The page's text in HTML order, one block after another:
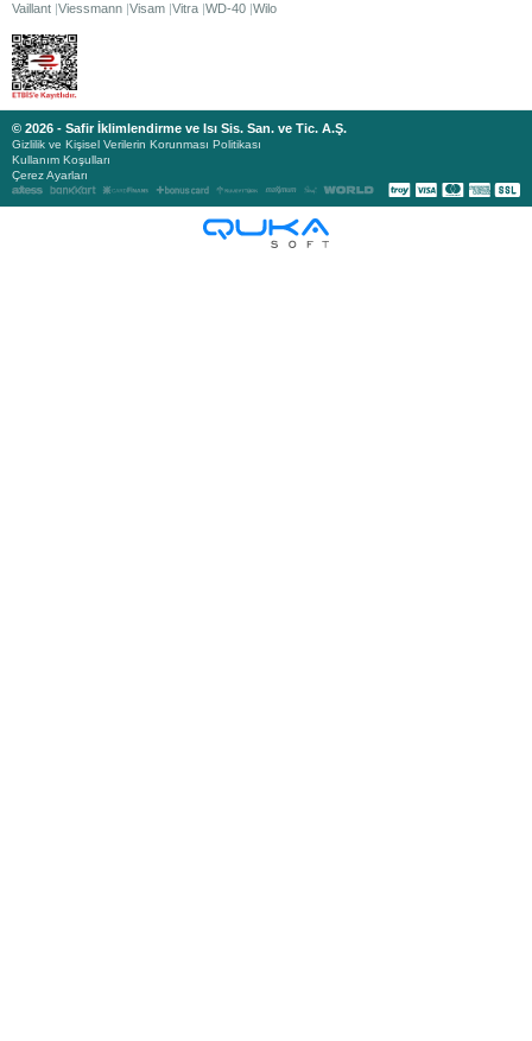
Vaillant Viessmann Visam Vitra WD-40 Wilo
© 2026 - Safir İklimlendirme ve Isı Sis. San. ve Tic. A.Ş.
Gizlilik ve Kişisel Verilerin Korunması Politikası
Kullanım Koşulları
Çerez Ayarları